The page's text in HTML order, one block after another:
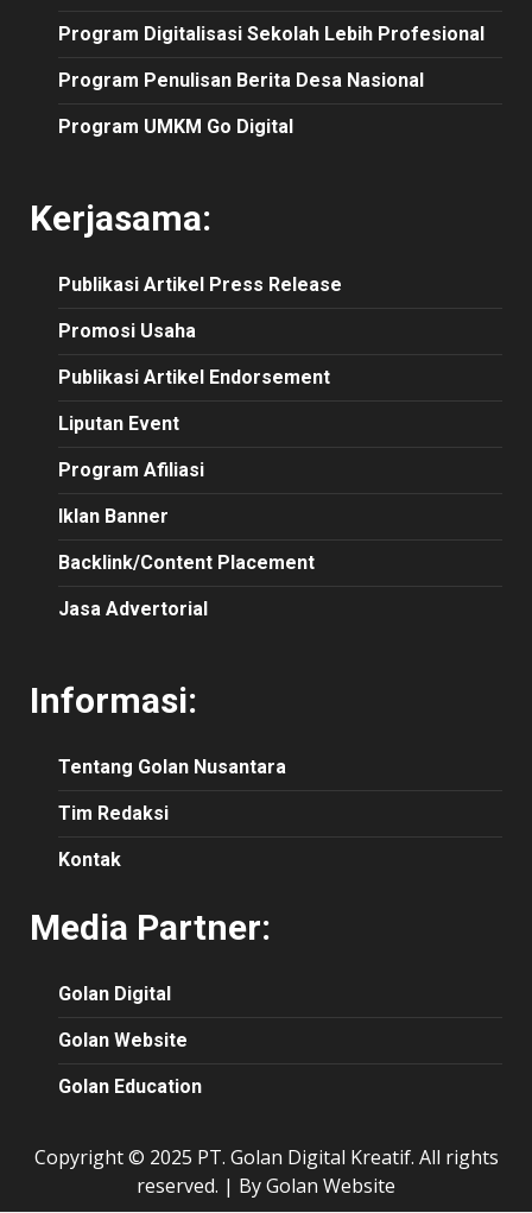
Program Digitalisasi Sekolah Lebih Profesional
Program Penulisan Berita Desa Nasional
Program UMKM Go Digital
Kerjasama:
Publikasi Artikel Press Release
Promosi Usaha
Publikasi Artikel Endorsement
Liputan Event
Program Afiliasi
Iklan Banner
Backlink/Content Placement
Jasa Advertorial
Informasi:
Tentang Golan Nusantara
Tim Redaksi
Kontak
Media Partner:
Golan Digital
Golan Website
Golan Education
Copyright © 2025 PT. Golan Digital Kreatif. All rights
reserved. | By Golan Website